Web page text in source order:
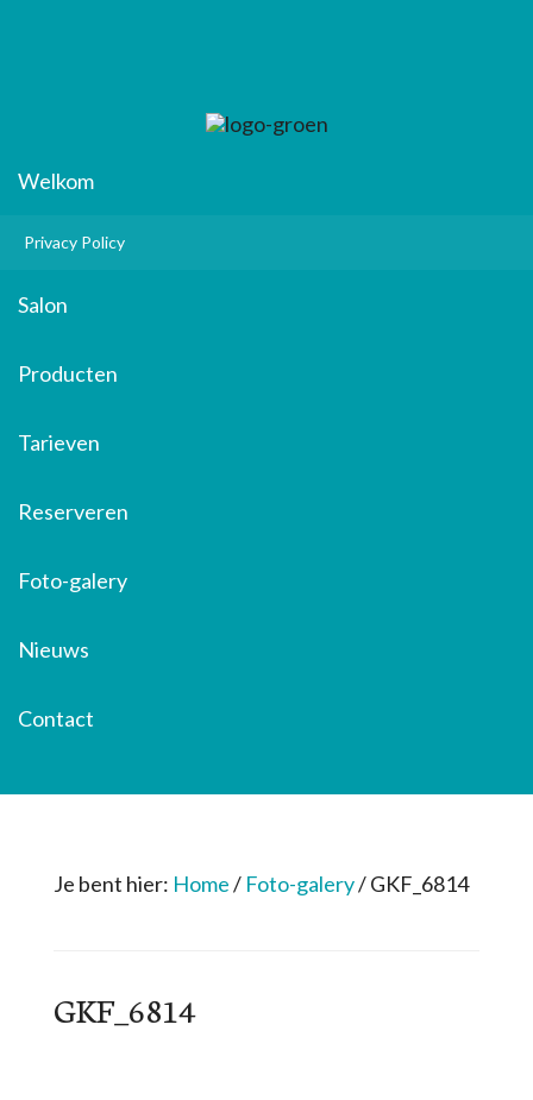
Welkom
Privacy Policy
Salon
Producten
Tarieven
Reserveren
Foto-galery
Nieuws
Contact
Je bent hier: Home/ Foto-galery/GKF_6814
GKF_6814